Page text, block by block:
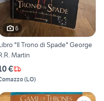
6
"Il Trono di Spade" George
Martin
€
(LO)